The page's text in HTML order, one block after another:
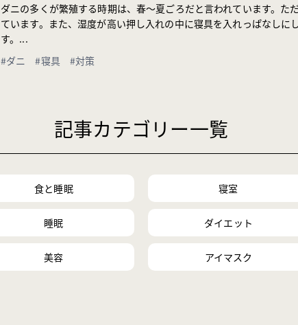
ダニの多くが繁殖する時期は、春〜夏ごろだと言われています。た
ています。また、湿度が高い押し入れの中に寝具を入れっぱなしに
す。...
#ダニ
#寝具 #対策
記事カテゴリー一覧
食と睡眠 寝室
睡眠 ダイエット
美容 アイマスク